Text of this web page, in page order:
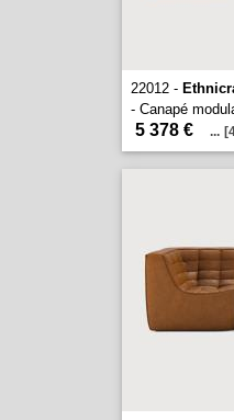
22012 -
- Canapé
5 378 € ...